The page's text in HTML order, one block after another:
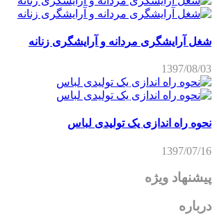
شغل آرایشگری مردانه و آرایشگری زنانه
1397/08/03
نحوه راه اندازی یک تولیدی لباس
1397/07/16
پیشنهاد ویژه
درباره